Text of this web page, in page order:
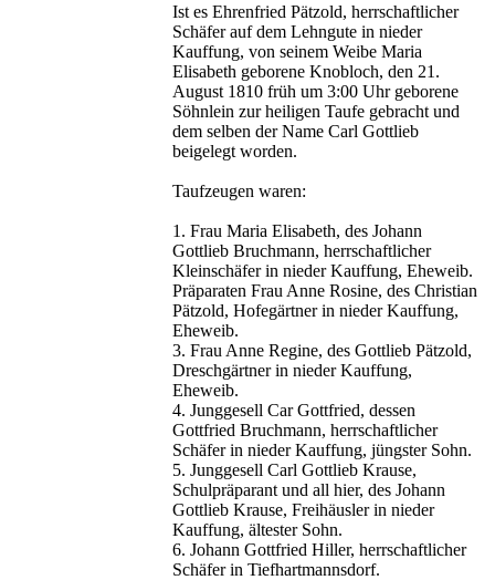
Ist es Ehrenfried Pätzold, herrschaftlicher
Schäfer auf dem Lehngute in nieder
Kauffung, von seinem Weibe Maria
Elisabeth geborene Knobloch, den 21.
August 1810 früh um 3:00 Uhr geborene
Söhnlein zur heiligen Taufe gebracht und
dem selben der Name Carl Gottlieb
beigelegt worden.
Taufzeugen waren:
1. Frau Maria Elisabeth, des Johann
Gottlieb Bruchmann, herrschaftlicher
Kleinschäfer in nieder Kauffung, Eheweib.
Präparaten Frau Anne Rosine, des Christian
Pätzold, Hofegärtner in nieder Kauffung,
Eheweib.
3. Frau Anne Regine, des Gottlieb Pätzold,
Dreschgärtner in nieder Kauffung,
Eheweib.
4. Junggesell Car Gottfried, dessen
Gottfried Bruchmann, herrschaftlicher
Schäfer in nieder Kauffung, jüngster Sohn.
5. Junggesell Carl Gottlieb Krause,
Schulpräparant und all hier, des Johann
Gottlieb Krause, Freihäusler in nieder
Kauffung, ältester Sohn.
6. Johann Gottfried Hiller, herrschaftlicher
Schäfer in Tiefhartmannsdorf.